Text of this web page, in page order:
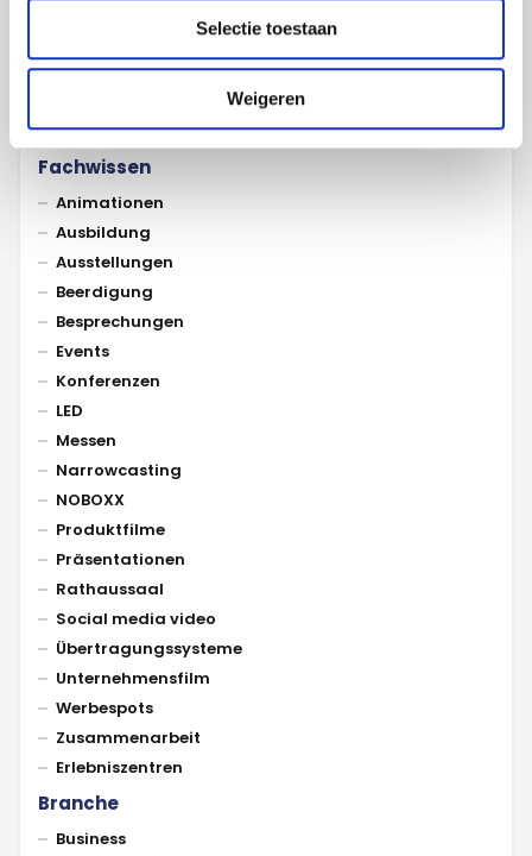
Selectie toestaan
Weigeren
Referenzen pro Kategorie
Fachwissen
Animationen
Ausbildung
Ausstellungen
Beerdigung
Besprechungen
Events
Konferenzen
LED
Messen
Narrowcasting
NOBOXX
Produktfilme
Präsentationen
Rathaussaal
Social media video
Übertragungssysteme
Unternehmensfilm
Werbespots
Zusammenarbeit
Erlebniszentren
Branche
Business